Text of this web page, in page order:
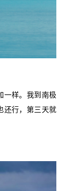
一样。我到南极
还行，第三天就